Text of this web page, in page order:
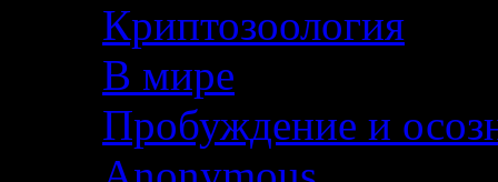
Криптозоология
В мире
Пробуждение и